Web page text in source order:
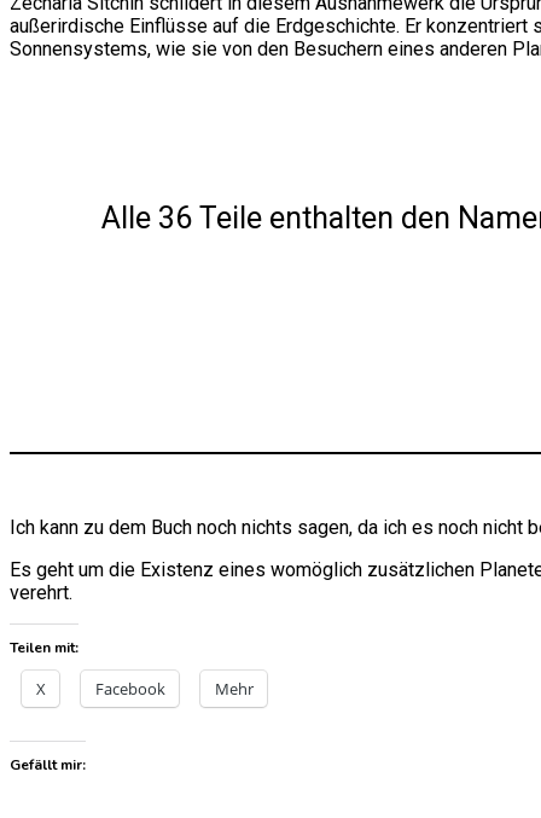
außerirdische Einflüsse auf die Erdgeschichte. Er
Sonnensystems, wie sie von den Besuchern eines anderen
Alle 36 Teile enthalten den
Ich kann zu dem Buch noch nichts sagen, da ich es noch
Es geht um die Existenz eines womöglich zusätzlichen
verehrt.
Teilen mit:
X Facebook Mehr
Gefällt mir: